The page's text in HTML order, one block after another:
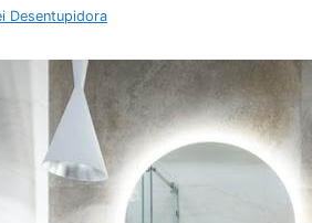
Desentupidora